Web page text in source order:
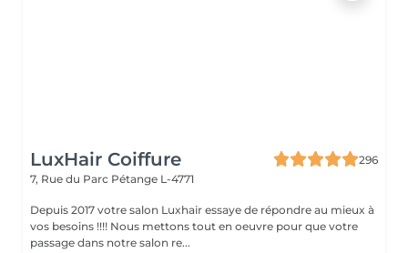
LuxHair Coiffure
296
7, Rue du Parc Pétange L-4771
Depuis 2017 votre salon Luxhair essaye de répondre au mieux à
vos besoins !!!! Nous mettons tout en oeuvre pour que votre
passage dans notre salon re...